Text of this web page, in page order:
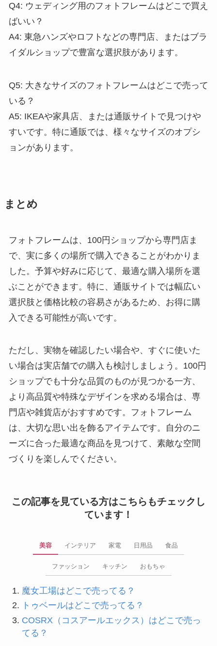
Q4: ウェディング用のフォトフレームはどこで買え
ばいい？
A4: 東急ハンズやロフトなどの専門店、またはブラ
イダルショップで豊富な選択肢があります。
Q5: 大きなサイズのフォトフレームはどこで売って
いる？
A5: IKEAや家具店、または通販サイトで見つけや
すいです。特に通販では、様々なサイズのオプシ
ョンがあります。
まとめ
フォトフレームは、100円ショップから専門店ま
で、実に多くの場所で購入できることがわかりま
した。予算や好みに応じて、最適な購入場所を選
ぶことができます。特に、通販サイトでは幅広い
選択肢と価格比較の容易さがあるため、お得に購
入できる可能性が高いです。
ただし、実物を確認したい場合や、すぐに使いた
い場合は実店舗での購入も検討しましょう。100円
ショップでも十分な品質のものが見つかる一方、
より高品質や特殊なデザインを求める場合は、専
門店や雑貨店がおすすめです。フォトフレーム
は、大切な思い出を飾るアイテムです。自分のニ
ーズに合った最適な商品を見つけて、素敵な空間
づくりを楽しんでください。
この記事を見ている方はこちらもチェックし
ています！
美容 インテリア 家電 日用品 食品
ファッション キッチン おもちゃ
魔女工場はどこで売ってる？
トゥベールはどこで売ってる？
COSRX（コスアールエックス）はどこで売っ
てる？